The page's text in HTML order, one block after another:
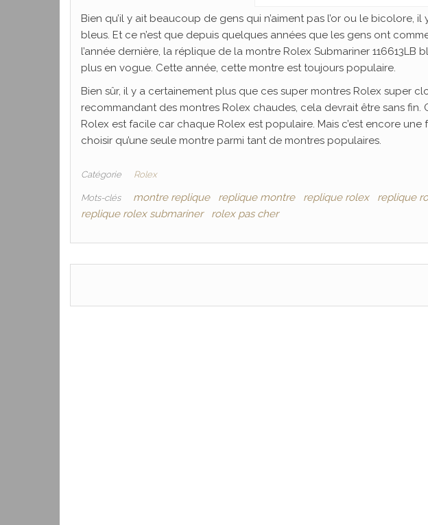
Bien qu’il y ait beaucoup de gens qui n’aiment pas l’or ou le bicolore,
bleus. Et ce n’est que depuis quelques années que les gens ont
l’année dernière, la réplique de la montre Rolex Submariner 116613LB
plus en vogue. Cette année, cette montre est toujours populaire.
Bien sûr, il y a certainement plus que ces super montres Rolex super
recommandant des montres Rolex chaudes, cela devrait être sans
Rolex est facile car chaque Rolex est populaire. Mais c’est encore
choisir qu’une seule montre parmi tant de montres populaires.
Catégorie Rolex
Mots-clés montre replique replique montre replique rolex replique
replique rolex submariner
rolex pas cher